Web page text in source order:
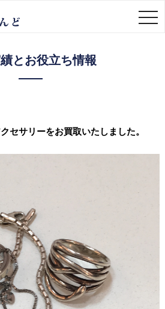
とお役立ち情報
セサリーをお買取いたしました。